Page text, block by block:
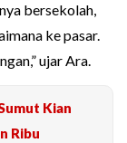
bersekolah,
ke pasar.
ujar Ara.
Kian
Ribu